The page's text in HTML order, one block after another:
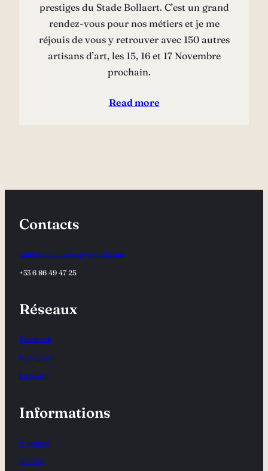
prestiges du Stade Bollaert. C’est un grand
rendez-vous pour nos métiers et je me
réjouis de vous y retrouver avec 150 autres
artisans d’art, les 15, 16 et 17 Novembre
prochain.
Read more
Contacts
atelier.n.coutereau@gmail.com
+33 6 86 49 47 25
Réseaux
Facebook
Instagram
Linkedin
Informations
À propos
Galerie